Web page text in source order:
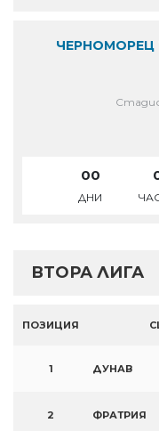
ЧЕРНОМОРЕЦ
00
ДНИ
ВТОРА ЛИГА
ПОЗИЦИЯ
1 ДУНАВ
2 ФРАТРИЯ